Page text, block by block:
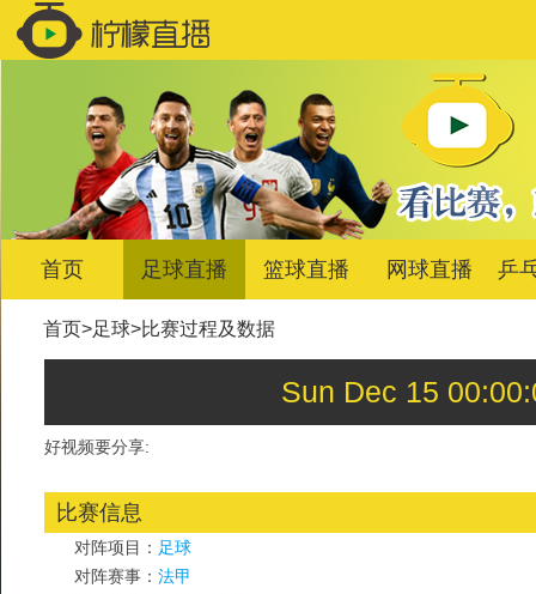
首页 足球直播 篮球直播 网球直播 乒
首页>足球>比赛过程及数据
Sun Dec 15
好视频要分享:
比赛信息
对阵项目： 足球
对阵赛事： 法甲